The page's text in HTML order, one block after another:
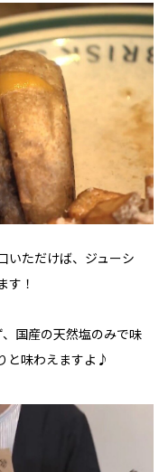
いただけば、ジューシ
す！
国産の天然塩のみで味
と味わえますよ♪